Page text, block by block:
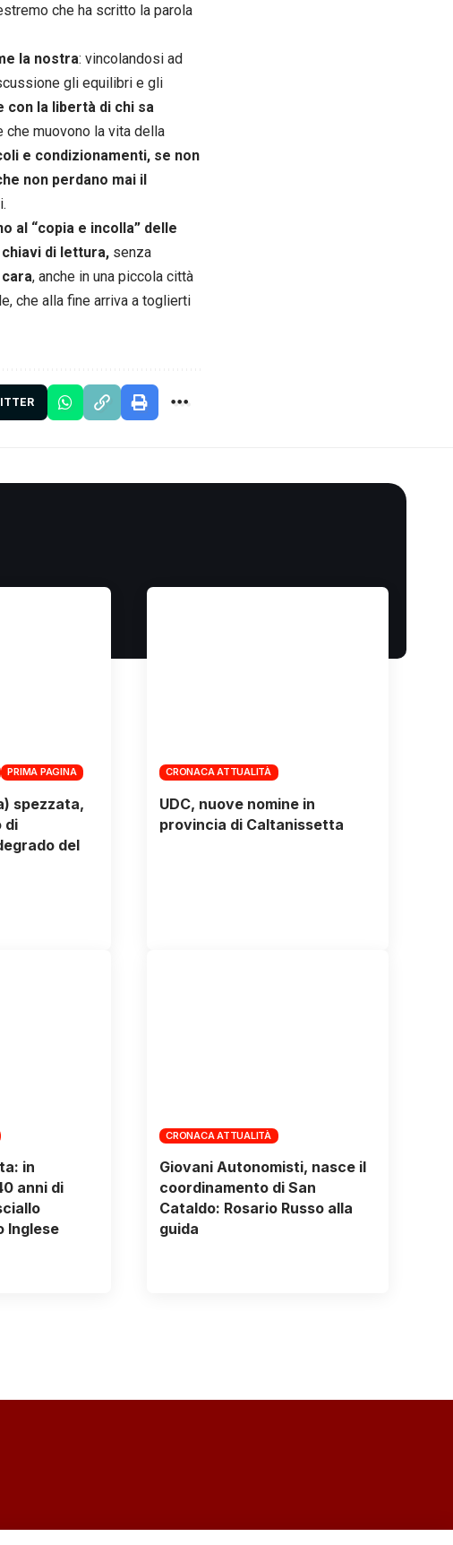
che ha scritto la parola
la nostra: vincolandosi ad
gli equilibri e gli
con la libertà di chi sa
che muovono la vita della
e condizionamenti, se non
non perdano mai il
al “copia e incolla” delle
di lettura, senza
, anche in una piccola città
che alla fine arriva a toglierti
PRIMA PAGINA
spezzata,
di
del
CRONACA ATTUALITÀ
UDC, nuove nomine in
provincia di Caltanissetta
in
anni di
Inglese
CRONACA ATTUALITÀ
Giovani Autonomisti, nasce il
coordinamento di San
Cataldo: Rosario Russo alla
guida